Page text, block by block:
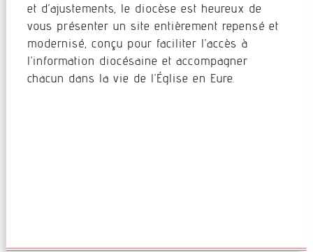
et d’ajustements, le diocèse est heureux de
vous présenter un site entièrement repensé et
modernisé, conçu pour faciliter l’accès à
l’information diocésaine et accompagner
chacun dans la vie de l’Église en Eure.